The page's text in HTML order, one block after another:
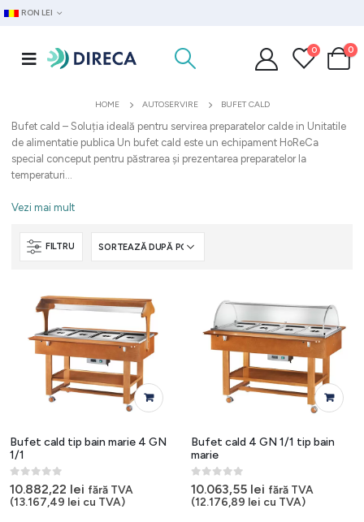
RON LEI
0 0
HOME AUTOSERVIRE BUFET CALD
Bufet cald – Soluția ideală pentru servirea preparatelor calde in Unitatile
de alimentatie publica Un bufet cald este un echipament HoReCa
special conceput pentru păstrarea și prezentarea preparatelor la
temperaturi...
Vezi mai mult
FILTRU
Bufet cald tip bain marie 4 GN
1/1
0out of 5
10.882,22 lei fără TVA
(13.167,49 lei cu TVA)
Bufet cald 4 GN 1/1 tip bain
marie
0out of 5
10.063,55 lei fără TVA
(12.176,89 lei cu TVA)